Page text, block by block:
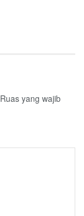
Ruas yang wajib